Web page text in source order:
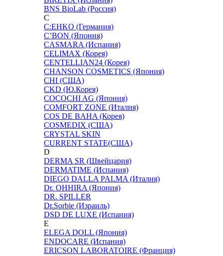
BNS BioLab (Россия)
C
C:EHKO (Германия)
C’BON (Япония)
CASMARA (Испания)
CELIMAX (Корея)
CENTELLIAN24 (Корея)
CHANSON COSMETICS (Япония)
CHI (США)
CKD (Ю.Корея)
COCOCHI AG (Япония)
COMFORT ZONE (Италия)
COS DE BAHA (Корея)
COSMEDIX (США)
CRYSTAL SKIN
CURRENT STATE(США)
D
DERMA SR (Швейцария)
DERMATIME (Испания)
DIEGO DALLA PALMA (Италия)
Dr. OHHIRA (Япония)
DR. SPILLER
Dr.Sorbie (Израиль)
DSD DE LUXE (Испания)
E
ELEGA DOLL (Япония)
ENDOCARE (Испания)
ERICSON LABORATOIRE (Франция)